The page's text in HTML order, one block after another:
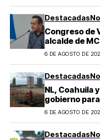
Destacadas
Congreso de
alcalde de
de la
6 DE AGOSTO DE
Destacadas
NL, Coahuila
gobierno
6 DE AGOSTO DE
Destacadas